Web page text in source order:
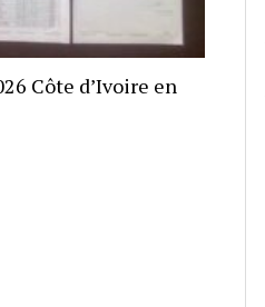
Côte d’Ivoire en